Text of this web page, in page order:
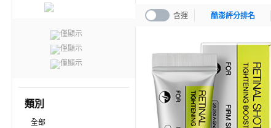
僅顯示
僅顯示
僅顯示
類別
全部
含運 酷澎評分排名